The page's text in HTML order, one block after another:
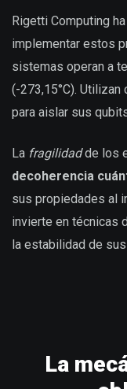
Rigetti Computing
implementar estos
sistemas operan a
(-273,15°C).
para aislar sus
La fragilidadde los
decoherencia
sus propiedades al
invierte en técnicas
la estabilidad de
La